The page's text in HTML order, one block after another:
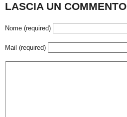
LASCIA UN COMMENTO
Nome (required)
Mail (required)